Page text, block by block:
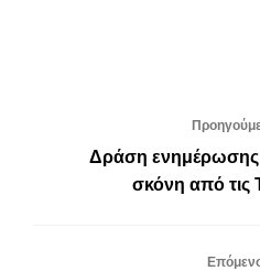
Δράση ενημέρωσης
σκόνη από